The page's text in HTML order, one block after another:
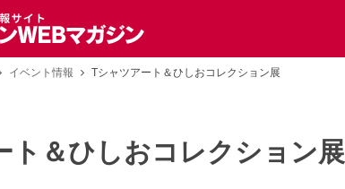
イベント情報 Tシャツアート＆ひしおコレクション展
ト＆ひしおコレクション展